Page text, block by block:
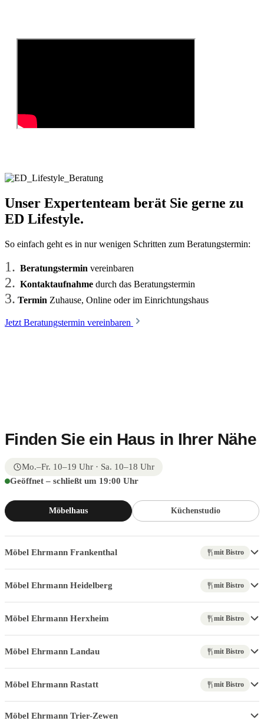
Unser Expertenteam berät Sie gerne zu
ED Lifestyle.
So einfach geht es in nur wenigen Schritten zum Beratungstermin:
1. Beratungstermin vereinbaren
2. Kontaktaufnahme durch das Beratungstermin
3. Termin Zuhause, Online oder im Einrichtungshaus
Jetzt Beratungstermin vereinbaren
Finden Sie ein Haus in Ihrer Nähe
Mo.–Fr. 10–19 Uhr · Sa. 10–18 Uhr
Geöffnet – schließt um 19:00 Uhr
Möbelhaus Küchenstudio
Möbel Ehrmann Frankenthal mit Bistro
Möbel Ehrmann Heidelberg mit Bistro
Möbel Ehrmann Herxheim mit Bistro
Möbel Ehrmann Landau mit Bistro
Möbel Ehrmann Rastatt mit Bistro
Möbel Ehrmann Trier-Zewen